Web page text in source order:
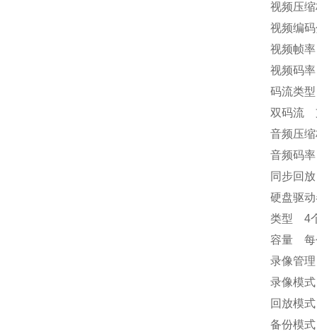
视频压
视频编
视频帧
视频码
码流类
双码流
音频压
音频码
同步回
硬盘驱
类型 4
容量 每
录像管
录像模
回放模
备份模